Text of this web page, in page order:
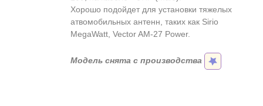
Хорошо подойдет для установки тяжелых
атвомобильных антенн, таких как Sirio
MegaWatt, Vector AM-27 Power.
Модель снята с производства